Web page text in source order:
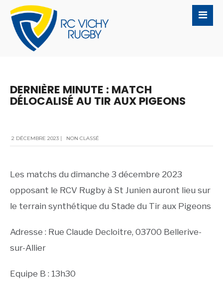
DERNIÈRE MINUTE : MATCH
DÉLOCALISÉ AU TIR AUX PIGEONS
2 DÉCEMBRE 2023 NON CLASSÉ
Les matchs du dimanche 3 décembre 2023
opposant le RCV Rugby à St Junien auront lieu sur
le terrain synthétique du Stade du Tir aux Pigeons
Adresse : Rue Claude Decloitre, 03700 Bellerive-
sur-Allier
Equipe B : 13h30